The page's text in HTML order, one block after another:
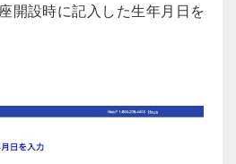
開設時に記入した生年月日を